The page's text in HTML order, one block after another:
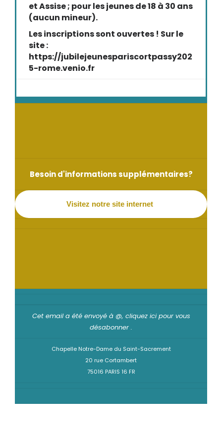
et Assise ; pour les jeunes de 18 à 30 ans
(aucun mineur).
Les inscriptions sont ouvertes ! Sur le
site :
https://jubilejeunespariscortpassy202
5-rome.venio.fr
Besoin d'informations supplémentaires?
Visitez notre site internet
Cet email a été envoyé à @, cliquez ici pour vous
désabonner .
Chapelle Notre-Dame du Saint-Sacrement
20 rue Cortambert
75016 PARIS 16 FR